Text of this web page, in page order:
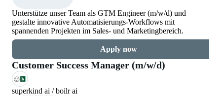
Unterstütze unser Team als GTM Engineer (m/w/d) und
gestalte innovative Automatisierungs-Workflows mit
spannenden Projekten im Sales- und Marketingbereich.
Apply now
Customer Success Manager (m/w/d)
superkind ai / boilr ai